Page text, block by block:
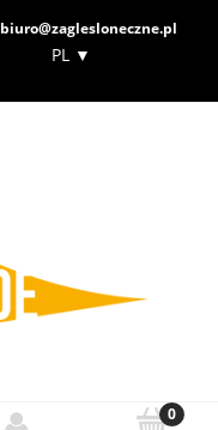
biuro@zaglesloneczne.pl
PL ▼